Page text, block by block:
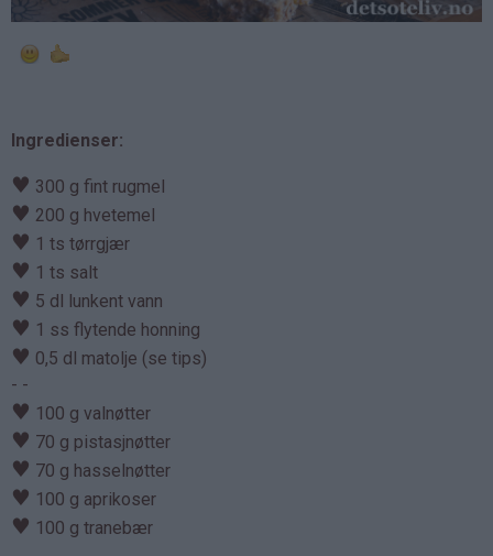
Ingredienser:
♥ 300 g fint rugmel
♥ 200 g hvetemel
♥ 1 ts tørrgjær
♥ 1 ts salt
♥ 5 dl lunkent vann
♥ 1 ss flytende honning
♥ 0,5 dl matolje (se tips)
- -
♥ 100 g valnøtter
♥ 70 g pistasjnøtter
♥ 70 g hasselnøtter
♥ 100 g aprikoser
♥ 100 g tranebær